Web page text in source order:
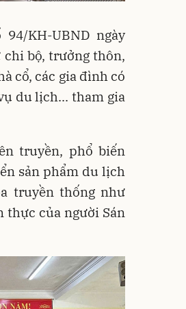
KH-UBND ngày
chi bộ, trưởng thôn,
cổ, các gia đình có
du lịch... tham gia
truyền, phổ biến
sản phẩm du lịch
truyền thống như
thực của người Sán